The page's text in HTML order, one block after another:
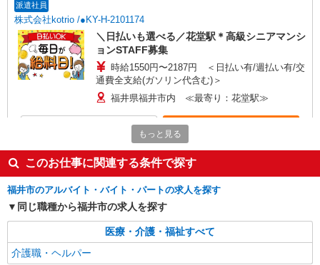
派遣社員
株式会社kotrio /●KY-H-2101174
＼日払いも選べる／花堂駅＊高級シニアマンシ
ョンSTAFF募集
時給1550円〜2187円 ＜日払い有/週払い有/交
通費全支給(ガソリン代含む)＞
福井県福井市内 ≪最寄り：花堂駅≫
派遣社員
株式会社kotrio /●KY-H-1954360
福井駅｜リハビリ補助などのデイサービス
STAFF♪未経験OK
時給1550円〜2187円 ＜日払い有/週払い有/交
通費全支給(ガソリン代含む)＞
もっと見る
このお仕事に関連する条件で探す
福井市のアルバイト・バイト・パートの求人を探す
同じ職種から福井市の求人を探す
医療・介護・福祉すべて
介護職・ヘルパー